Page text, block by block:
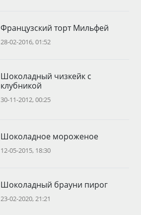
Французский торт Мильфей
28-02-2016, 01:52
Шоколадный чизкейк с
клубникой
30-11-2012, 00:25
Шоколадное мороженое
12-05-2015, 18:30
Шоколадный брауни пирог
23-02-2020, 21:21